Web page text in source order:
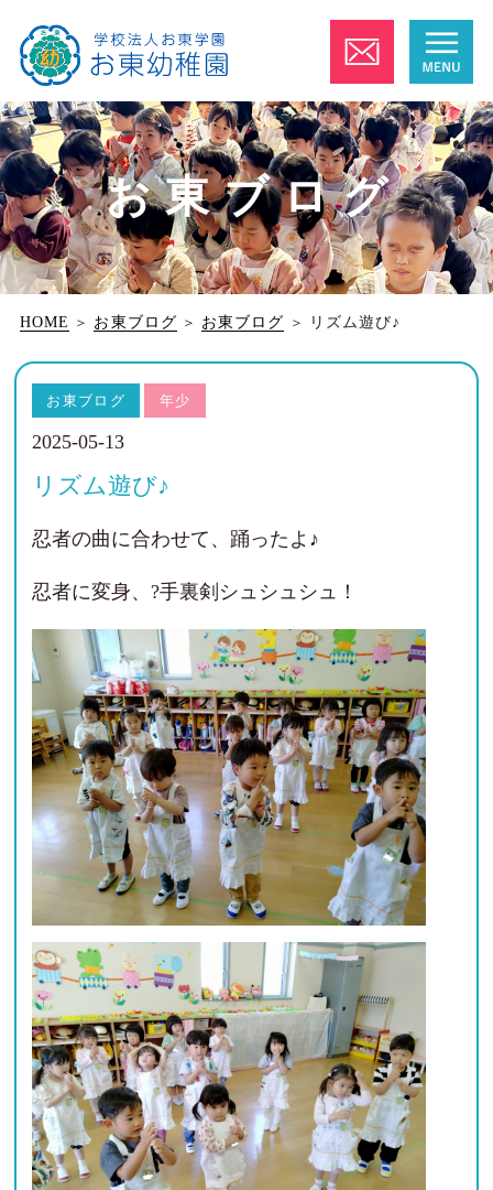
お東ブログ
HOME ＞ お東ブログ ＞ お東ブログ ＞ リズム遊び♪
お東ブログ 年少
2025-05-13
リズム遊び♪
忍者の曲に合わせて、踊ったよ♪
忍者に変身、?手裏剣シュシュシュ！